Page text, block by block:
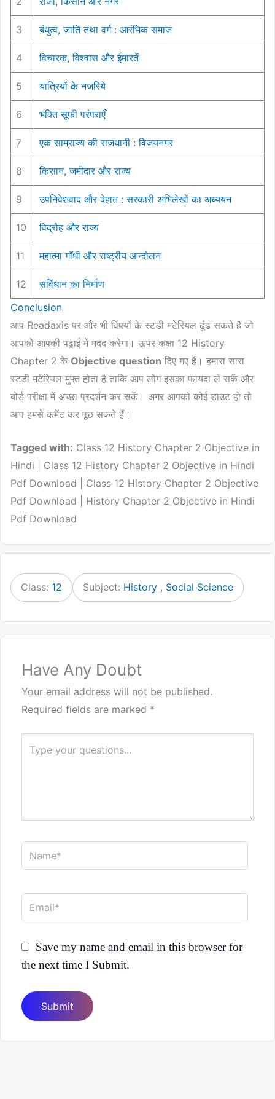
3 बंधुत्व, जाति तथा वर्ग : आरंभिक समाज
4 विचारक, विश्वास और ईमारतें
5 यात्रियों के नजरिये
6 भक्ति सूफी परंपराएँ
7 एक साम्राज्य की राजधानी : विजयनगर
8 किसान, जमींदार और राज्य
9 उपनिवेशवाद और देहात : सरकारी अभिलेखों का अध्ययन
10 विद्रोह और राज्य
11 महात्मा गाँधी और राष्ट्रीय आन्दोलन
12
सविंधान का निर्माण
Conclusion
आप Readaxis पर और भी विषयों के स्टडी मटेरियल ढूंढ सकते हैं जो
आपको आपकी पढ़ाई में मदद करेगा। ऊपर कक्षा 12 History
Chapter 2 के Objective question दिए गए हैं। हमारा सारा
स्टडी मटेरियल मुफ्त होता है ताकि आप लोग इसका फायदा ले सकें और
बोर्ड परीक्षा में अच्छा प्रदर्शन कर सकें। अगर आपको कोई डाउट हो तो
आप हमसे कमेंट कर पूछ सकते हैं।
Tagged with: Class 12 History Chapter 2 Objective in
Hindi | Class 12 History Chapter 2 Objective in Hindi
Pdf Download | Class 12 History Chapter 2 Objective
Pdf Download | History Chapter 2 Objective in Hindi
Pdf Download
Class: 12 Subject: History , Social Science
Have Any Doubt
Your email address will not be published.
Required fields are marked *
here..
Name*
Email*
Save my name and email in this browser for
the next time I Submit.